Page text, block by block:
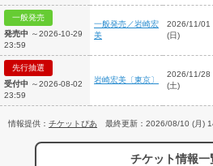
一般発売
発売中 ～2026-10-29
23:59
一般発売／岩崎宏
美
2026/11/01
(日)
先行抽選
受付中 ～2026-08-02
23:59
岩崎宏美〔東京〕
2026/11/28
(土)
情報提供： チケットぴあ 最終更新：2026/08/10 (月)
チケット情報一